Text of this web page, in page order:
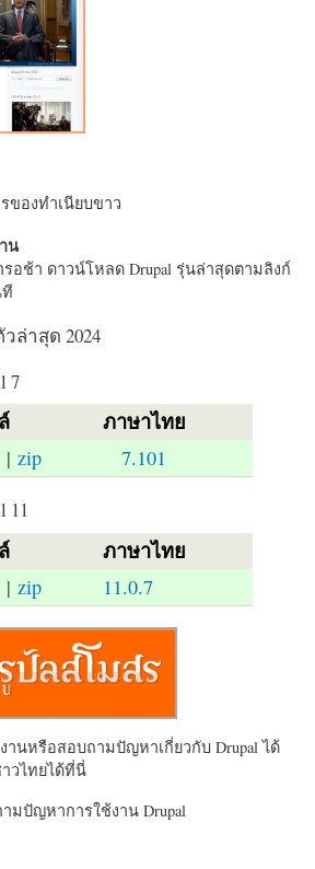
ของทำเนียบขาว
น
รอช้า ดาวน์โหลด Drupal รุ่นล่าสุดตามลิงก์
ล่าสุด 2024
7
ภาษาไทย
|zip 7.101
11
ภาษาไทย
| zip 11.0.7
นหรือสอบถามปัญหาเกี่ยวกับ Drupal ได้
วไทยได้ที่นี่
มปัญหาการใช้งาน Drupal